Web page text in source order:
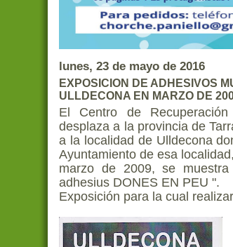
lunes, 23 de mayo de 2016
EXPOSICION DE ADHESIVOS
ULLDECONA EN MARZO DE
El Centro de
desplaza a la provincia de
a la localidad de Ulldecona
Ayuntamiento de esa
marzo de 2009, se
adhesius DONES EN PEU ".
Exposición para la cual